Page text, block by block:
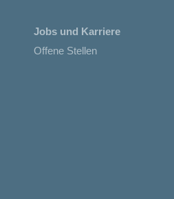
Jobs und Karriere
Offene Stellen